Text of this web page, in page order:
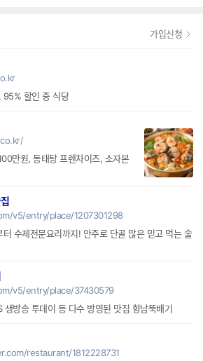
가입신청
외식 창업/운영 실전 경영법, 95% 할인 중 식당
만원, 동태탕 프렌차이즈, 소자본
v5/entry/place/1207301298
수제전문요리까지! 안주로 단골 많은 믿고 먹는 술
v5/entry/place/37430579
생방송 투데이 등 다수 방영된 맛집 향남뚝배기
restaurant/1812228731